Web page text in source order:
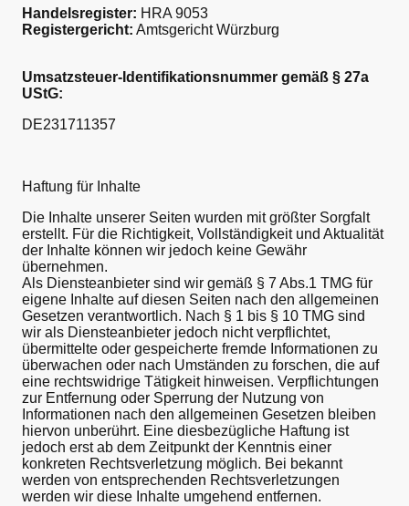
Handelsregister: HRA 9053
Registergericht: Amtsgericht Würzburg
Umsatzsteuer-Identifikationsnummer gemäß § 27a
UStG:
DE231711357
Haftung für Inhalte
Die Inhalte unserer Seiten wurden mit größter Sorgfalt
erstellt. Für die Richtigkeit, Vollständigkeit und Aktualität
der Inhalte können wir jedoch keine Gewähr
übernehmen.
Als Diensteanbieter sind wir gemäß § 7 Abs.1 TMG für
eigene Inhalte auf diesen Seiten nach den allgemeinen
Gesetzen verantwortlich. Nach § 1 bis § 10 TMG sind
wir als Diensteanbieter jedoch nicht verpflichtet,
übermittelte oder gespeicherte fremde Informationen zu
überwachen oder nach Umständen zu forschen, die auf
eine rechtswidrige Tätigkeit hinweisen. Verpflichtungen
zur Entfernung oder Sperrung der Nutzung von
Informationen nach den allgemeinen Gesetzen bleiben
hiervon unberührt. Eine diesbezügliche Haftung ist
jedoch erst ab dem Zeitpunkt der Kenntnis einer
konkreten Rechtsverletzung möglich. Bei bekannt
werden von entsprechenden Rechtsverletzungen
werden wir diese Inhalte umgehend entfernen.